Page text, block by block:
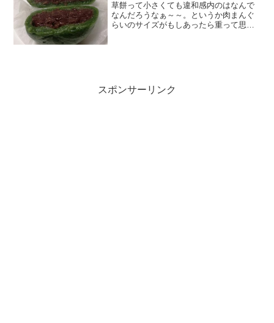
草餅って小さくても違和感内のはなんで
なんだろうなぁ～～。というか肉まんぐ
らいのサイズがもしあったら重って思っ
スポンサーリンク